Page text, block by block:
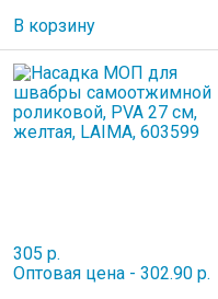
В корзину
305 р.
Оптовая цена - 302.90 р.